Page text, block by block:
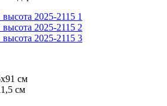
см
см